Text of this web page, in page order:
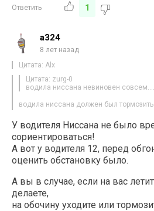
Ответить 1
a324
8 лет назад
Цитата: Alx
Цитата: zurg-0
водила ниссана невиновен совсем….
водила ниссана должен был
У водителя Ниссана не было
сориентироваться!
А вот у водителя 12, перед
оценить обстановку было.
А вы в случае, если на вас
делаете,
на обочину уходите или